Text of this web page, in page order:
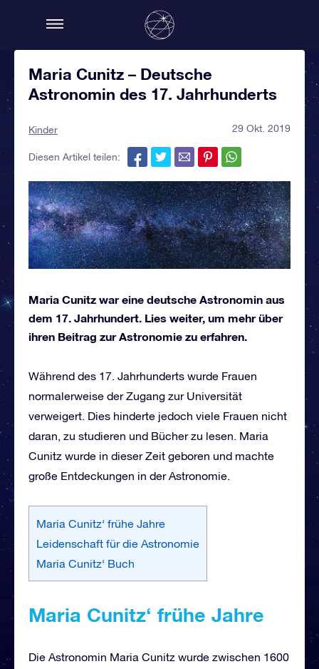
Maria Cunitz – Deutsche
Astronomin des 17. Jahrhunderts
Kinder 29 Okt. 2019
Diesen Artikel teilen:
Maria Cunitz war eine deutsche Astronomin aus
dem 17. Jahrhundert. Lies weiter, um mehr über
ihren Beitrag zur Astronomie zu erfahren.
Während des 17. Jahrhunderts wurde Frauen
normalerweise der Zugang zur Universität
verweigert. Dies hinderte jedoch viele Frauen nicht
daran, zu studieren und Bücher zu lesen. Maria
Cunitz wurde in dieser Zeit geboren und machte
große Entdeckungen in der Astronomie.
Maria Cunitz‘ frühe Jahre
Leidenschaft für die Astronomie
Maria Cunitz‘ Buch
Maria Cunitz‘ frühe Jahre
Die Astronomin Maria Cunitz wurde zwischen 1600